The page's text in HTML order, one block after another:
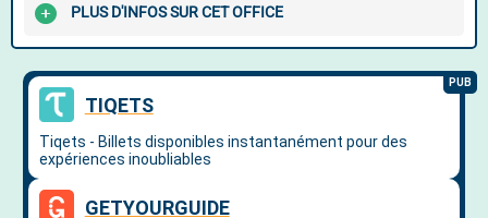
PLUS D'INFOS SUR CET OFFICE